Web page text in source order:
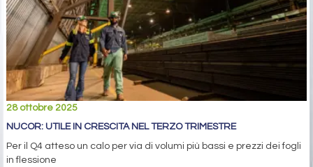
28 ottobre 2025
NUCOR: UTILE IN CRESCITA NEL TERZO TRIMESTRE
Per il Q4 atteso un calo per via di volumi più bassi e prezzi dei fogli
in flessione